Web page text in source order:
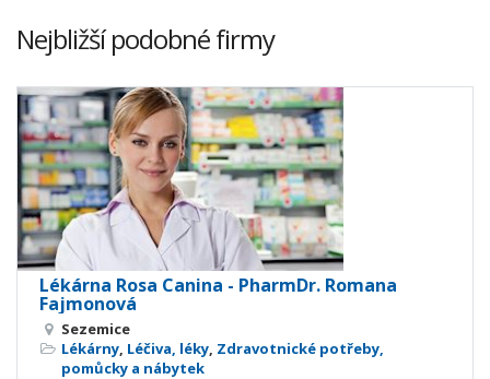
Nejbližší podobné firmy
Lékárna Rosa Canina - PharmDr. Romana
Fajmonová
Sezemice
Lékárny, Léčiva, léky, Zdravotnické potřeby,
pomůcky a nábytek